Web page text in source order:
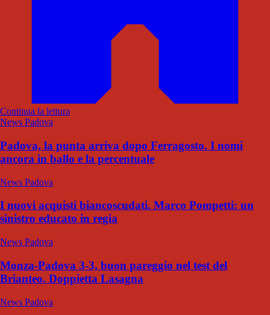
Continua la lettura
News Padova
Padova, la punta arriva dopo Ferragosto. I nomi
ancora in ballo e la percentuale
News Padova
I nuovi acquisti biancoscudati. Marco Pompetti: un
sinistro educato in regia
News Padova
Monza-Padova 3-3, buon pareggio nel test del
Brianteo. Doppietta Lasagna
News Padova